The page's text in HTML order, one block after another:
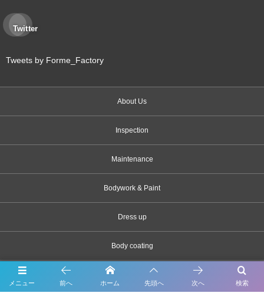
Twitter
Tweets by Forme_Factory
About Us
Inspection
Maintenance
Bodywork & Paint
Dress up
Body coating
メニュー 検索
前へ ホーム 先頭へ 次へ